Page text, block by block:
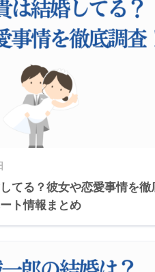
てる？彼女や恋愛事情を徹
ト情報まとめ